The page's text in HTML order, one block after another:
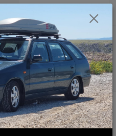
Menu
Hledat
0,00 Kč
Pancéřová spojková hadice Škoda
hadice Škoda